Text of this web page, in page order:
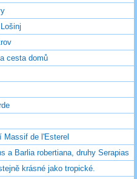
cesta domů
Massif de l'Esterel
a Barlia robertiana, druhy Serapias
krásné jako tropické.